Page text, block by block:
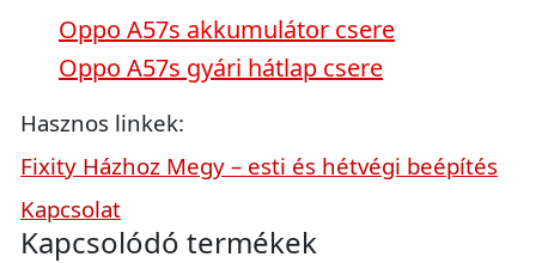
Oppo A57s akkumulátor csere
Oppo A57s gyári hátlap csere
Hasznos linkek:
Fixity Házhoz Megy – esti és hétvégi beépítés
Kapcsolat
Kapcsolódó termékek